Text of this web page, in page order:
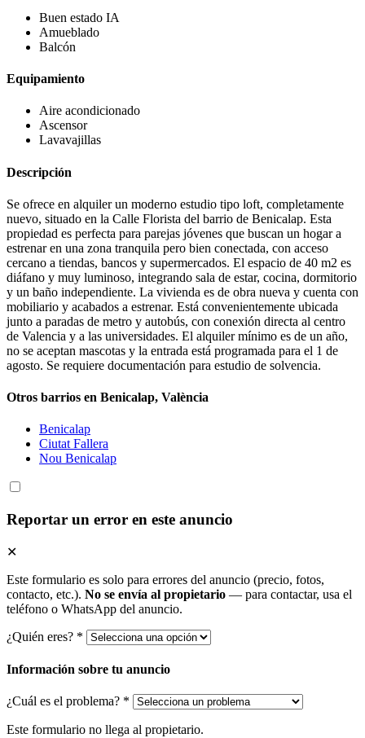
Buen estado IA
Amueblado
Balcón
Equipamiento
Aire acondicionado
Ascensor
Lavavajillas
Descripción
Se ofrece en alquiler un moderno estudio tipo loft, completamente
nuevo, situado en la Calle Florista del barrio de Benicalap. Esta
propiedad es perfecta para parejas jóvenes que buscan un hogar a
estrenar en una zona tranquila pero bien conectada, con acceso
cercano a tiendas, bancos y supermercados. El espacio de 40 m2 es
diáfano y muy luminoso, integrando sala de estar, cocina, dormitorio
y un baño independiente. La vivienda es de obra nueva y cuenta con
mobiliario y acabados a estrenar. Está convenientemente ubicada
junto a paradas de metro y autobús, con conexión directa al centro
de Valencia y a las universidades. El alquiler mínimo es de un año,
no se aceptan mascotas y la entrada está programada para el 1 de
agosto. Se requiere documentación para estudio de solvencia.
Otros barrios en Benicalap, València
Benicalap
Ciutat Fallera
Nou Benicalap
Reportar un error en este anuncio
✕
Este formulario es solo para errores del anuncio (precio, fotos,
contacto, etc.). No se envía al propietario — para contactar, usa el
teléfono o WhatsApp del anuncio.
¿Quién eres? *
Información sobre tu anuncio
¿Cuál es el problema? *
Este formulario no llega al propietario.